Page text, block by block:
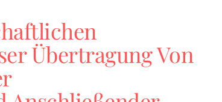
Übertragung Von